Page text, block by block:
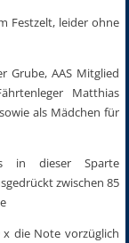
Festzelt, leider ohne
Grube, AAS Mitglied
Matthias
als Mädchen für
in dieser Sparte
zwischen 85
die Note vorzüglich